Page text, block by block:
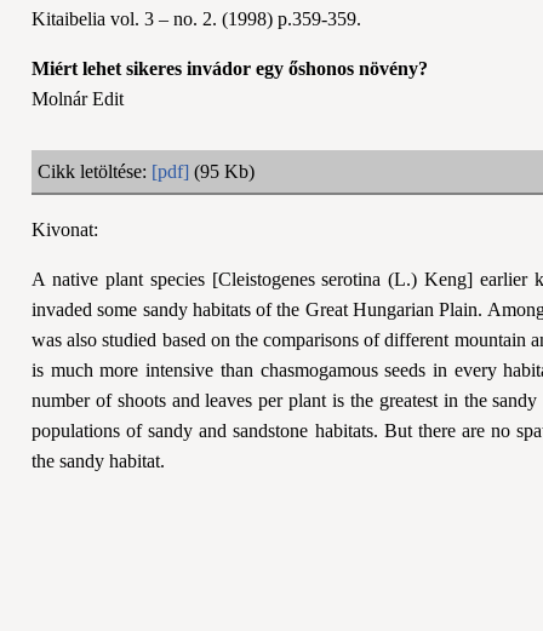
Kitaibelia vol. 3 – no. 2. (1998) p.359-359.
Miért lehet sikeres invádor egy őshonos növény?
Molnár Edit
Cikk letöltése: [pdf] (95 Kb)
Kivonat:
A native plant species [Cleistogenes serotina (L.) Keng]
invaded some sandy habitats of the Great Hungarian Plain.
was also studied based on the comparisons of different mountain
is much more intensive than chasmogamous seeds in every
number of shoots and leaves per plant is the greatest in the
populations of sandy and sandstone habitats. But there are no
the sandy habitat.